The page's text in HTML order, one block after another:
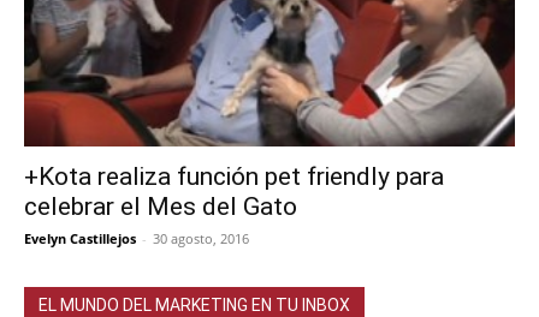
+Kota realiza función pet friendly para
celebrar el Mes del Gato
Evelyn Castillejos - 30 agosto, 2016
EL MUNDO DEL MARKETING EN TU INBOX